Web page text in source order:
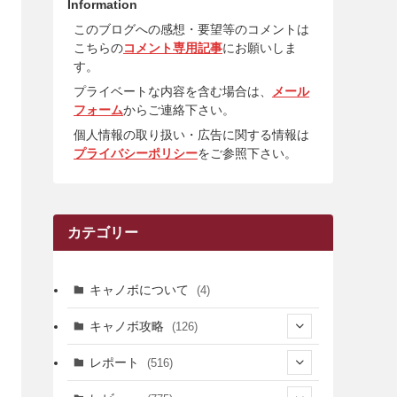
Information
このブログへの感想・要望等のコメントは
こちらのコメント専用記事にお願いしま
す。
プライベートな内容を含む場合は、
メール
フォームからご連絡下さい。
個人情報の取り扱い・広告に関する情報は
プライバシーポリシーをご参照下さい。
カテゴリー
キャノボについて (4)
キャノボ攻略 (126)
(12)
レポート (516)